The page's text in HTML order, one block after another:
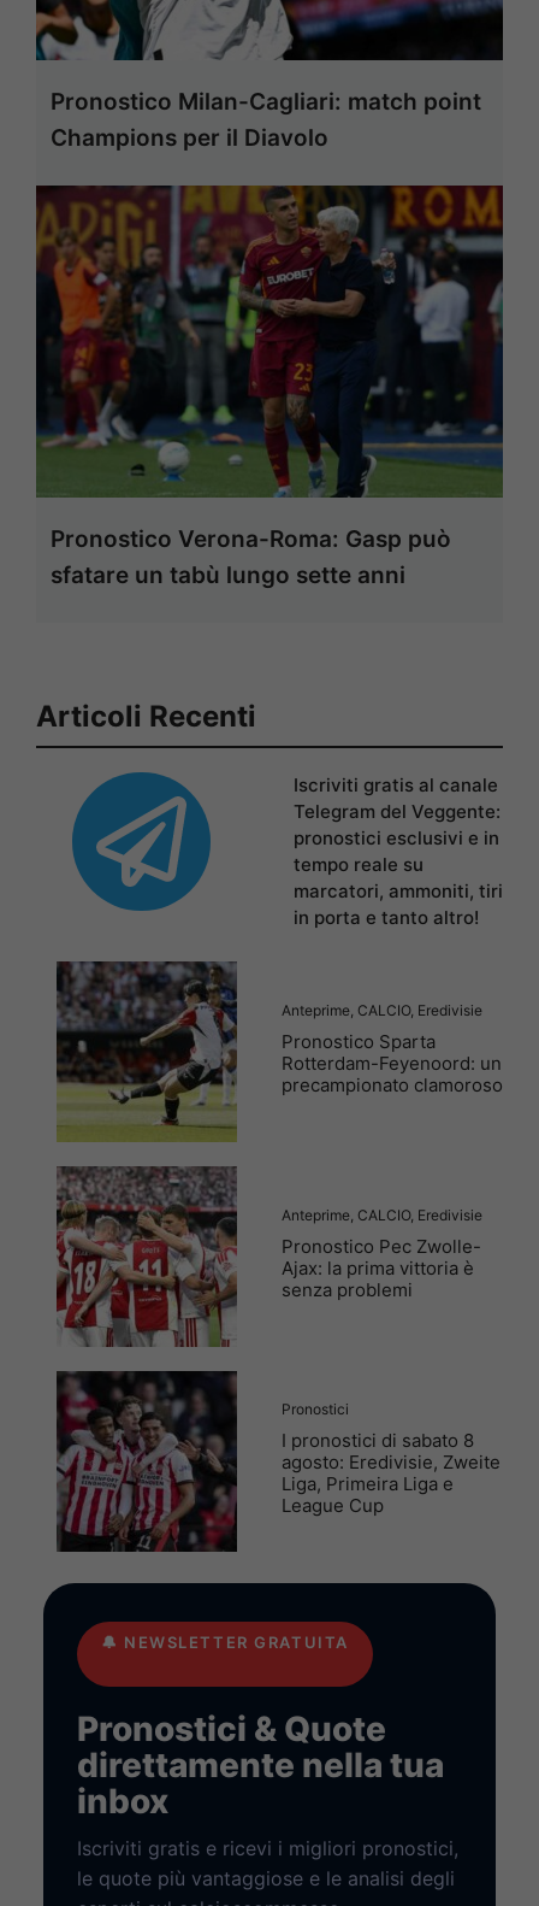
Pronostico Milan-Cagliari: match point
Champions per il Diavolo
Pronostico Verona-Roma: Gasp può
sfatare un tabù lungo sette anni
Articoli Recenti
Iscriviti gratis al canale
Telegram del Veggente:
pronostici esclusivi e in
tempo reale su
marcatori, ammoniti, tiri
in porta e tanto altro!
Anteprime, CALCIO, Eredivisie
Pronostico Sparta
Rotterdam-Feyenoord: un
precampionato clamoroso
Anteprime, CALCIO, Eredivisie
Pronostico Pec Zwolle-
Ajax: la prima vittoria è
senza problemi
Pronostici
I pronostici di sabato 8
agosto: Eredivisie, Zweite
Liga, Primeira Liga e
League Cup
🔔 NEWSLETTER GRATUITA
Pronostici & Quote
direttamente nella tua
inbox
Iscriviti gratis e ricevi i migliori pronostici,
le quote più vantaggiose e le analisi degli